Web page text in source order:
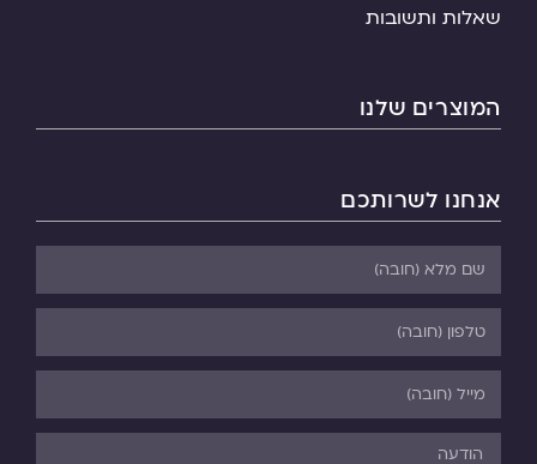
שאלות ותשובות
המוצרים שלנו
אנחנו לשרותכם